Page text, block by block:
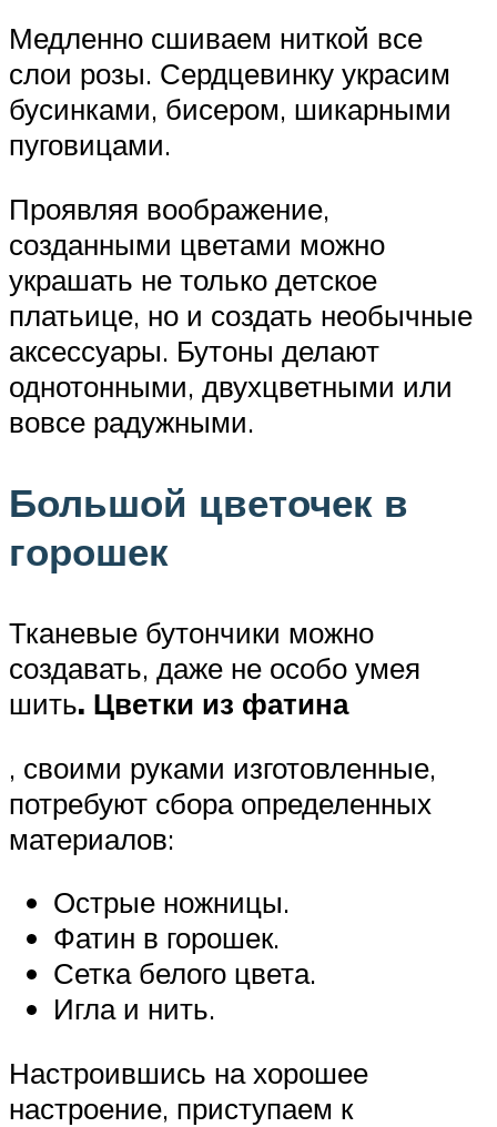
Медленно сшиваем ниткой все
слои розы. Сердцевинку украсим
бусинками, бисером, шикарными
пуговицами.
Проявляя воображение,
созданными цветами можно
украшать не только детское
платьице, но и создать необычные
аксессуары. Бутоны делают
однотонными, двухцветными или
вовсе радужными.
Большой цветочек в
горошек
Тканевые бутончики можно
создавать, даже не особо умея
шить. Цветки из фатина
, своими руками изготовленные,
потребуют сбора определенных
материалов:
Острые ножницы.
Фатин в горошек.
Сетка белого цвета.
Игла и нить.
Настроившись на хорошее
настроение, приступаем к